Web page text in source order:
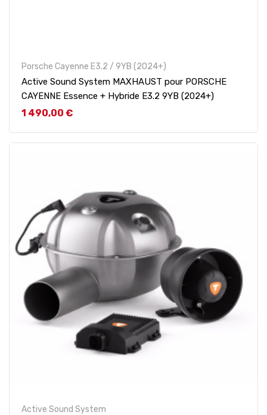
Porsche Cayenne E3.2 / 9YB (2024+)
Active Sound System MAXHAUST pour PORSCHE
CAYENNE Essence + Hybride E3.2 9YB (2024+)
Prix
1 490,00 €
Active Sound System